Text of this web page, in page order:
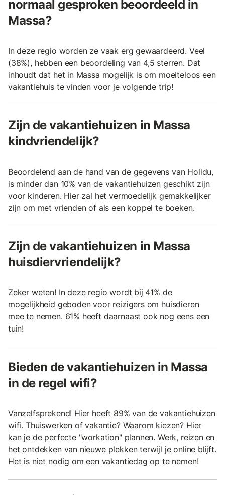
normaal gesproken beoordeeld in
Massa?
In deze regio worden ze vaak erg gewaardeerd. Veel
(38%), hebben een beoordeling van 4,5 sterren. Dat
inhoudt dat het in Massa mogelijk is om moeiteloos een
vakantiehuis te vinden voor je volgende trip!
Zijn de vakantiehuizen in Massa
kindvriendelijk?
Beoordelend aan de hand van de gegevens van Holidu,
is minder dan 10% van de vakantiehuizen geschikt zijn
voor kinderen. Hier zal het vermoedelijk gemakkelijker
zijn om met vrienden of als een koppel te boeken.
Zijn de vakantiehuizen in Massa
huisdiervriendelijk?
Zeker weten! In deze regio wordt bij 41% de
mogelijkheid geboden voor reizigers om huisdieren
mee te nemen. 61% heeft daarnaast ook nog eens een
tuin!
Bieden de vakantiehuizen in Massa
in de regel wifi?
Vanzelfsprekend! Hier heeft 89% van de vakantiehuizen
wifi. Thuiswerken of vakantie? Waarom kiezen? Hier
kan je de perfecte "workation" plannen. Werk, reizen en
het ontdekken van nieuwe plekken terwijl je online blijft.
Het is niet nodig om een vakantiedag op te nemen!